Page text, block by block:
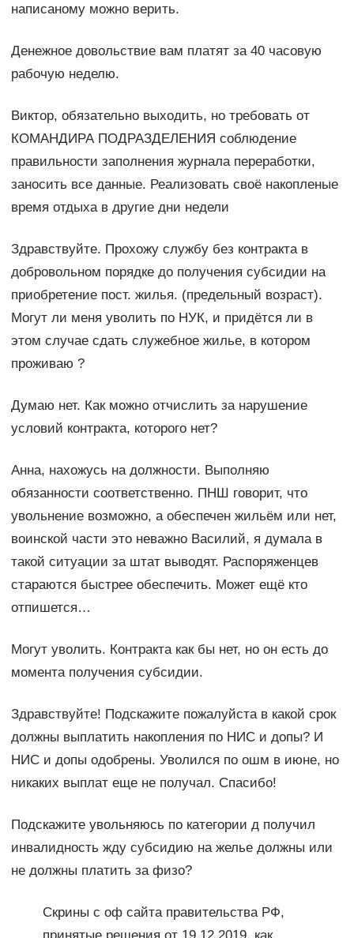
написаному можно верить.
Денежное довольствие вам платят за 40 часовую
рабочую неделю.
Виктор, обязательно выходить, но требовать от
КОМАНДИРА ПОДРАЗДЕЛЕНИЯ соблюдение
правильности заполнения журнала переработки,
заносить все данные. Реализовать своё накопленые
время отдыха в другие дни недели
Здравствуйте. Прохожу службу без контракта в
добровольном порядке до получения субсидии на
приобретение пост. жилья. (предельный возраст).
Могут ли меня уволить по НУК, и придётся ли в
этом случае сдать служебное жилье, в котором
проживаю ?
Думаю нет. Как можно отчислить за нарушение
условий контракта, которого нет?
Анна, нахожусь на должности. Выполняю
обязанности соответственно. ПНШ говорит, что
увольнение возможно, а обеспечен жильём или нет,
воинской части это неважно Василий, я думала в
такой ситуации за штат выводят. Распоряженцев
стараются быстрее обеспечить. Может ещё кто
отпишется…
Могут уволить. Контракта как бы нет, но он есть до
момента получения субсидии.
Здравствуйте! Подскажите пожалуйста в какой срок
должны выплатить накопления по НИС и допы? И
НИС и допы одобрены. Уволился по ошм в июне, но
никаких выплат еще не получал. Спасибо!
Подскажите увольняюсь по категории д получил
инвалидность жду субсидию на желье должны или
не должны платить за физо?
Скрины с оф сайта правительства РФ,